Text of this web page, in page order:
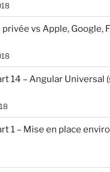
vs Apple, Google,
14 – Angular Universal
1 – Mise en place